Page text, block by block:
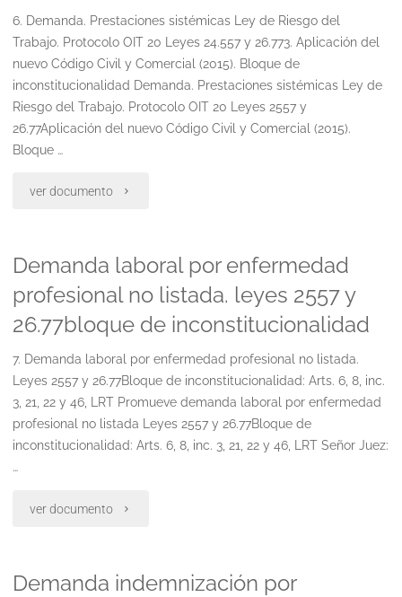
pariente
obligado
por
alimentos
6. Demanda. Prestaciones sistémicas Ley de Riesgo del
Trabajo. Protocolo OIT 20 Leyes 24.557 y 26.773. Aplicación del
nuevo Código Civil y Comercial (2015). Bloque de
inconstitucionalidad Demanda. Prestaciones sistémicas Ley de
Riesgo del Trabajo. Protocolo OIT 20 Leyes 2557 y
26.77Aplicación del nuevo Código Civil y Comercial (2015).
Bloque …
ver documento "Demanda.
sistémicas
ley
de
riesgo
del
trabajo.
24.557
26.773"
Demanda laboral por enfermedad
profesional no listada. leyes 2557 y
26.77bloque de inconstitucionalidad
7. Demanda laboral por enfermedad profesional no listada.
Leyes 2557 y 26.77Bloque de inconstitucionalidad: Arts. 6, 8, inc.
3, 21, 22 y 46, LRT Promueve demanda laboral por enfermedad
profesional no listada Leyes 2557 y 26.77Bloque de
inconstitucionalidad: Arts. 6, 8, inc. 3, 21, 22 y 46, LRT Señor Juez:
…
ver documento "Demanda
por
Demanda indemnización por